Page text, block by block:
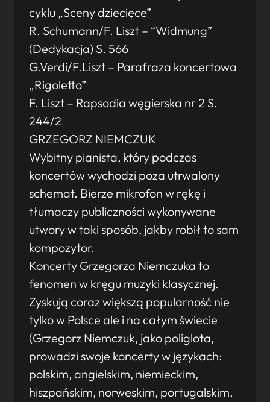
cyklu „Sceny dziecięce”
R. Schumann/F. Liszt – “Widmung”
(Dedykacja) S. 566
G.Verdi/F.Liszt – Parafraza koncertowa
„Rigoletto”
F. Liszt – Rapsodia węgierska nr 2 S.
244/2
GRZEGORZ NIEMCZUK
Wybitny pianista, który podczas
koncertów wychodzi poza utrwalony
schemat. Bierze mikrofon w rękę i
tłumaczy publiczności wykonywane
utwory w taki sposób, jakby robił to sam
kompozytor.
Koncerty Grzegorza Niemczuka to
fenomen w kręgu muzyki klasycznej.
Zyskują coraz większą popularność nie
tylko w Polsce ale i na całym świecie
(Grzegorz Niemczuk, jako poliglota,
prowadzi swoje koncerty w językach:
polskim, angielskim, niemieckim,
hiszpańskim, norweskim, portugalskim,